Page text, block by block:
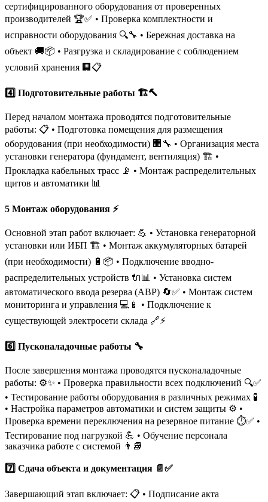
сертифицированного оборудования от проверенных
производителей 🏆✅ • Проверка комплектности и
исправности оборудования 🔍🔧 • Бережная доставка на
объект 🚚📦 • Разгрузка и складирование с соблюдением
условий хранения 🏢📋
4️⃣ Подготовительные работы 🏗️🔨
Перед началом монтажа проводятся подготовительные
работы: 📋️ • Подготовка помещения для размещения
оборудования (при необходимости) 🏢🔧 • Организация места
установки генератора (фундамент, вентиляция) 🏗️ •
Прокладка кабельных трасс 📡 • Монтаж распределительных
щитов и автоматики 📊
5️ Монтаж оборудования ⚡
Основной этап работ включает: 💪 • Установка генераторной
установки или ИБП 🏗️ • Монтаж аккумуляторных батарей
(при необходимости) 🔋📦 • Подключение вводно-
распределительных устройств 🔌📊 • Установка систем
автоматического ввода резерва (АВР) 🔄✅ • Монтаж систем
мониторинга и управления 💻📱 • Подключение к
существующей электросети склада 🔗⚡
6️⃣ Пусконаладочные работы 🔧
После завершения монтажа проводятся пусконаладочные
работы: ⚙️✨ • Проверка правильности всех подключений 🔍✅
• Тестирование работы оборудования в различных режимах 🧪
• Настройка параметров автоматики и систем защиты ⚙️️ •
Проверка времени переключения на резервное питание ⏱️✅ •
Тестирование под нагрузкой 💪 • Обучение персонала
заказчика работе с системой 👨‍📚
7️⃣ Сдача объекта и документация 📄✅
Завершающий этап включает: 📋 • Подписание акта